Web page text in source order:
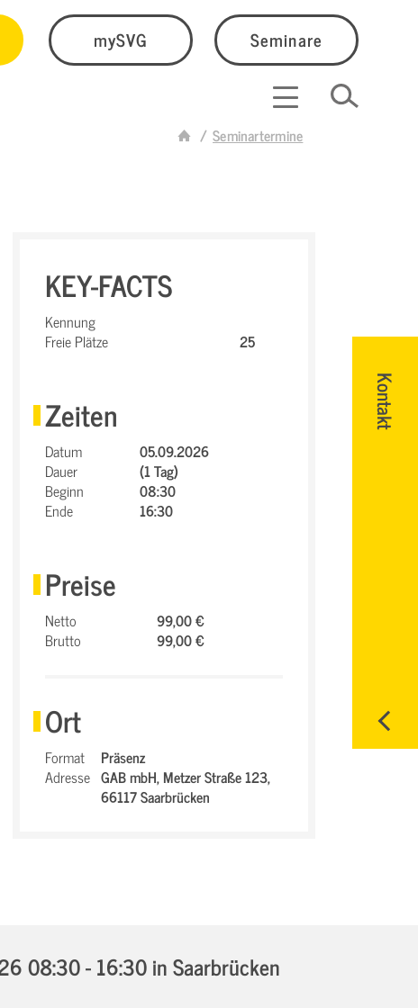
mySVG Seminare
Seminartermine
Kontakt
KEY-FACTS
Kennung
Freie Plätze
25
Zeiten
Datum
05.09.2026
Dauer
(1 Tag)
Beginn
08:30
Ende
16:30
Preise
Netto
99,00 €
Brutto
99,00 €
Ort
Format
Präsenz
Adresse GAB mbH,Metzer Straße 123,
66117 Saarbrücken
08:30 - 16:30in Saarbrücken